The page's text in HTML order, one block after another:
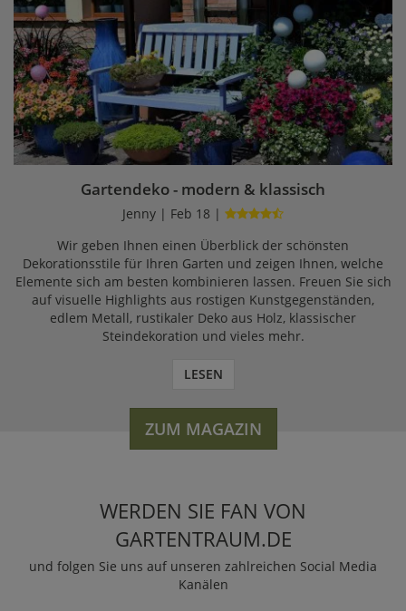
Gartendeko - modern & klassisch
Jenny | Feb 18 |
Wir geben Ihnen einen Überblick der schönsten
Dekorationsstile für Ihren Garten und zeigen Ihnen, welche
Elemente sich am besten kombinieren lassen. Freuen Sie sich
auf visuelle Highlights aus rostigen Kunstgegenständen,
edlem Metall, rustikaler Deko aus Holz, klassischer
Steindekoration und vieles mehr.
LESEN
ZUM MAGAZIN
WERDEN SIE FAN VON
GARTENTRAUM.DE
und folgen Sie uns auf unseren zahlreichen Social Media
Kanälen